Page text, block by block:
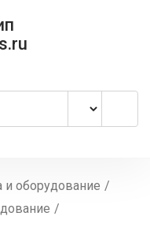
и оборудование /
/